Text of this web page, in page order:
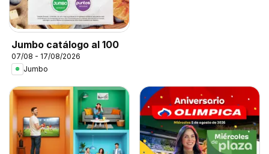
Jumbo catálogo al 100
07/08 - 17/08/2026
Jumbo